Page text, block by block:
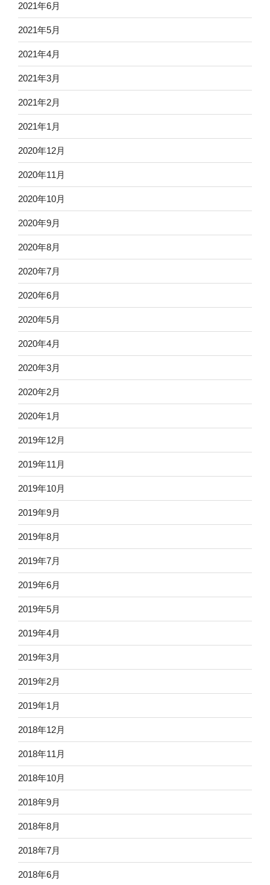
2021年6月
2021年5月
2021年4月
2021年3月
2021年2月
2021年1月
2020年12月
2020年11月
2020年10月
2020年9月
2020年8月
2020年7月
2020年6月
2020年5月
2020年4月
2020年3月
2020年2月
2020年1月
2019年12月
2019年11月
2019年10月
2019年9月
2019年8月
2019年7月
2019年6月
2019年5月
2019年4月
2019年3月
2019年2月
2019年1月
2018年12月
2018年11月
2018年10月
2018年9月
2018年8月
2018年7月
2018年6月